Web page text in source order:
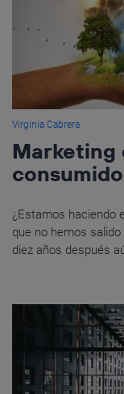
Virginia Cabrera
Marketing
¿Estamos haciendo
que no hemos
diez años después